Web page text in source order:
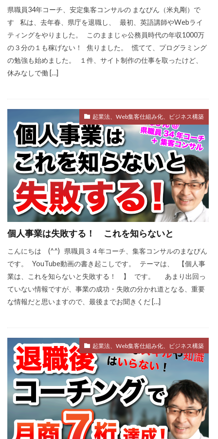
県職員34年コーチ、安定集客コンサルの まなびん（米丸剛）で
す 私は、去年春、県庁を退職し、 最初、英語講師やWebライ
ティングをやりました。 このままじゃ公務員時代の年収1000万
の３分の１も稼げない！ 焦りました。 慌てて、プログラミング
の勉強も始めました。 １件、サイト制作の仕事を取ったけど、
休みなしで働 […]
起業法、Web集客仕組み化、ビジネス構築
個人事業は失敗する！ これを知らないと
こんにちは (^^) 県職員３４年コーチ、集客コンサルのまなびん
です。 YouTube動画の書き起こしです。 テーマは、 【個人事
業は、これを知らないと失敗する！ 】 です。 あまり出回っ
ていない情報ですが、事業の成功・失敗の分かれ道となる、重要
な情報だと思いますので、最後までお聞きくだ […]
起業法、Web集客仕組み化、ビジネス構築